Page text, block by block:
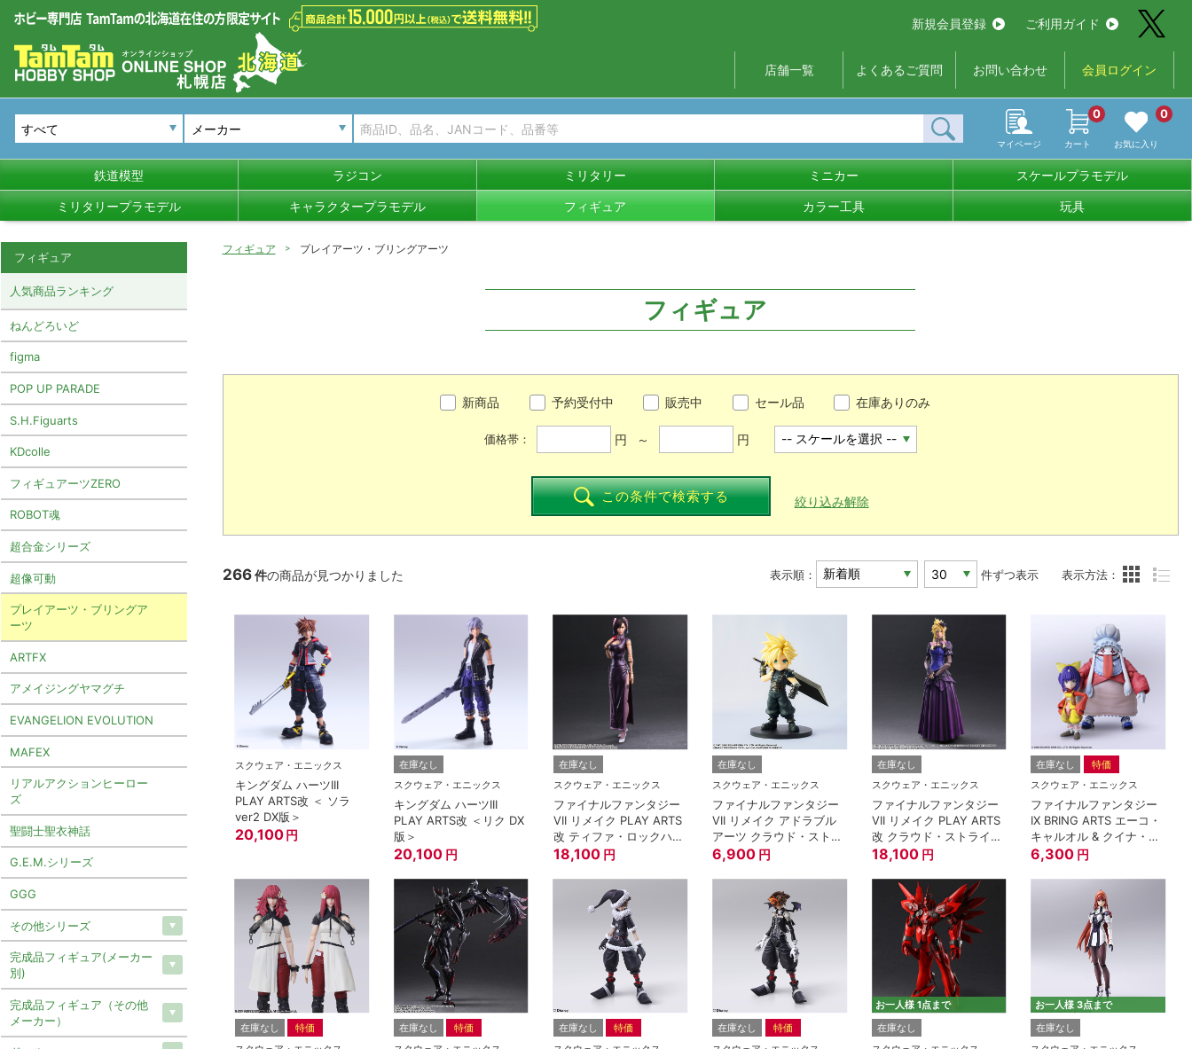
新規会員登録 ご利用ガイド
店舗一覧 よくあるご質問 お問い合わせ 会員ログイン
メーカー
マイページ カート
0
お気に入り
0
鉄道模型 ラジコン ミリタリー ミニカー スケールプラモデル
ミリタリープラモデル キャラクタープラモデル フィギュア カラー工具 玩具
フィギュア プレイアーツ・ブリングアーツ
フィギュア
新商品 予約受付中 販売中 セール品 在庫ありのみ
価格帯： 円 ～ 円
この条件で検索する 絞り込み解除
266件の商品が見つかりました 表示順： 件ずつ表示 表示方法：
スクウェア・エニックス
キングダム ハーツIII
PLAY ARTS改 ＜ ソラ
ver2 DX版＞
20,100 円
在庫なし
スクウェア・エニックス
キングダム ハーツIII
PLAY ARTS改 ＜リク DX
版＞
20,100 円
在庫なし
スクウェア・エニックス
ファイナルファンタジー
VII リメイク PLAY ARTS
改 ティファ・ロックハー
ト 格闘家ドレス Ver.
18,100 円
在庫なし
スクウェア・エニックス
ファイナルファンタジー
VII リメイク アドラブル
アーツ クラウド・ストラ
イフ
6,900 円
在庫なし
スクウェア・エニックス
ファイナルファンタジー
VII リメイク PLAY ARTS
改 クラウド・ストライフ
- ドレス Ver.-
18,100 円
在庫なし
特価
スクウェア・エニックス
ファイナルファンタジー
IX BRING ARTS エーコ・
キャルオル & クイナ・ク
ゥエン
6,300 円
在庫なし
特価
在庫なし
特価
在庫なし
特価
在庫なし
特価
お一人様 1点まで
在庫なし
お一人様 3点まで
在庫なし
フィギュア
人気商品ランキング
ねんどろいど
figma
POP UP PARADE
S.H.Figuarts
KDcolle
フィギュアーツZERO
ROBOT魂
超合金シリーズ
超像可動
プレイアーツ・ブリングア
ーツ
ARTFX
アメイジングヤマグチ
EVANGELION EVOLUTION
MAFEX
リアルアクションヒーロー
ズ
聖闘士聖衣神話
G.E.M.シリーズ
GGG
その他シリーズ
完成品フィギュア(メーカー
別)
完成品フィギュア（その他
メーカー）